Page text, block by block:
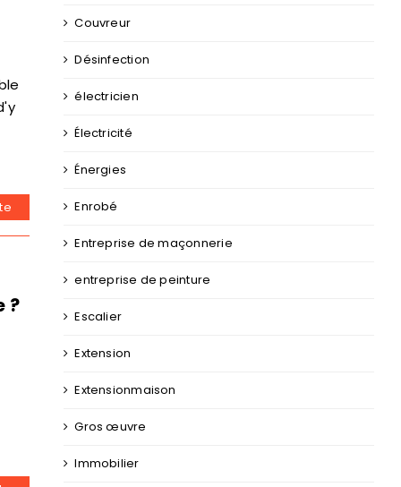
?
Couvreur
Désinfection
électricien
Électricité
Énergies
Enrobé
Entreprise de maçonnerie
entreprise de peinture
Escalier
Extension
Extensionmaison
Gros œuvre
Immobilier